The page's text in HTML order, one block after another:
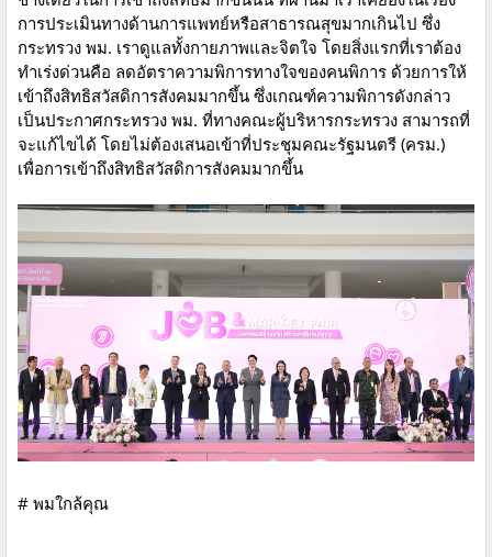
การประเมินทางด้านการแพทย์หรือสาธารณสุขมากเกินไป ซึ่ง
กระทรวง พม. เราดูแลทั้งกายภาพและจิตใจ โดยสิ่งแรกที่เราต้อง
ทำเร่งด่วนคือ ลดอัตราความพิการทางใจของคนพิการ ด้วยการให้
เข้าถึงสิทธิสวัสดิการสังคมมากขึ้น ซึ่งเกณฑ์ความพิการดังกล่าว
เป็นประกาศกระทรวง พม. ที่ทางคณะผู้บริหารกระทรวง สามารถที่
จะแก้ไขได้ โดยไม่ต้องเสนอเข้าที่ประชุมคณะรัฐมนตรี (ครม.)
เพื่อการเข้าถึงสิทธิสวัสดิการสังคมมากขึ้น
# พมใกล้คุณ